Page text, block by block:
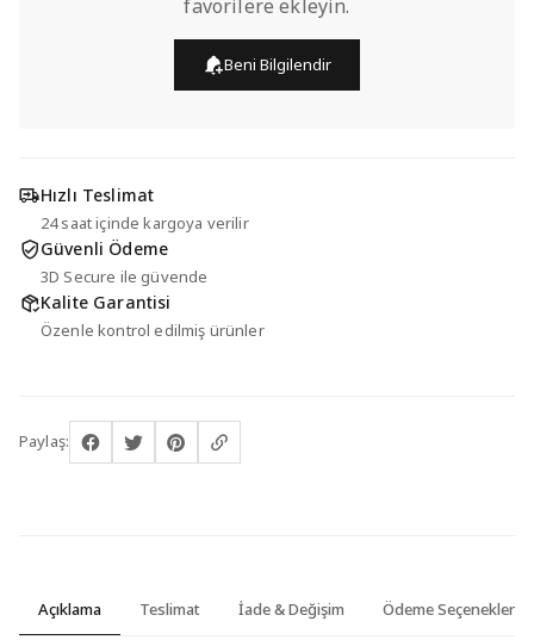
favorilere ekleyin.
Beni Bilgilendir
Hızlı Teslimat
24 saat içinde kargoya verilir
Güvenli Ödeme
3D Secure ile güvende
Kalite Garantisi
Özenle kontrol edilmiş ürünler
Paylaş:
Açıklama Teslimat İade & Değişim Ödeme Seçenekleri